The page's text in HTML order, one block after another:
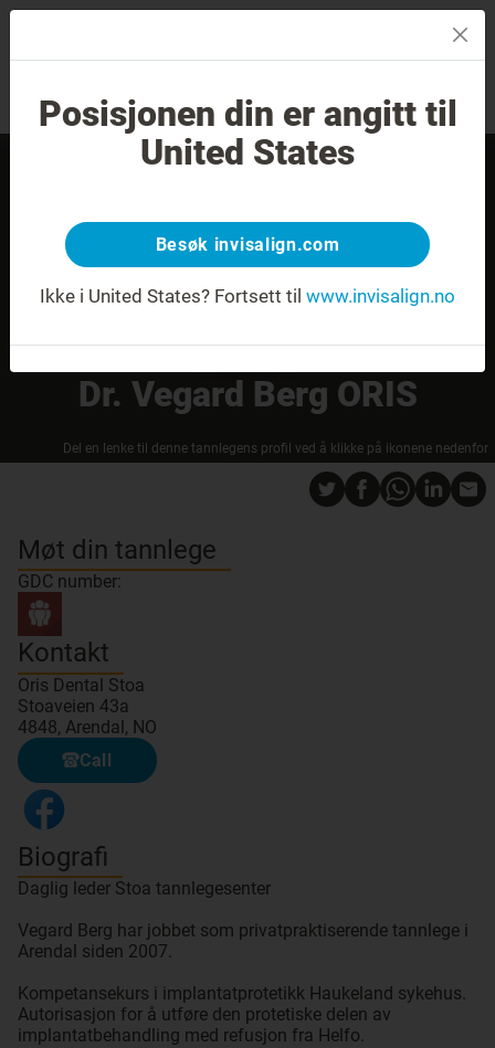
Sjekk av smilet Finn en tannlege
Dr. Vegard Berg ORIS
Del en lenke til denne tannlegens profil ved å klikke på ikonene nedenfor
Møt din tannlege
GDC number:
Kontakt
Oris Dental Stoa
Stoaveien 43a
4848, Arendal, NO
Call
Biografi
Daglig leder Stoa tannlegesenter
Vegard Berg har jobbet som privatpraktiserende tannlege i
Arendal siden 2007.
Kompetansekurs i implantatprotetikk Haukeland sykehus.
Autorisasjon for å utføre den protetiske delen av
implantatbehandling med refusjon fra Helfo.
Posisjonen din er angitt til
United States
Besøk invisalign.com
Ikke i United States? Fortsett til www.invisalign.no